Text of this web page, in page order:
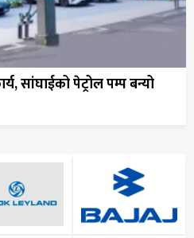
सांघाईको पेट्रोल पम्प बन्यो